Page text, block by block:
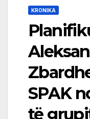
KRONIKA
SPAK
të